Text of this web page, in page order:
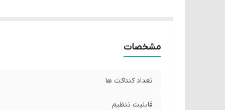
مشخصات
تعداد کنتاکت ها
قابلیت تنظیم